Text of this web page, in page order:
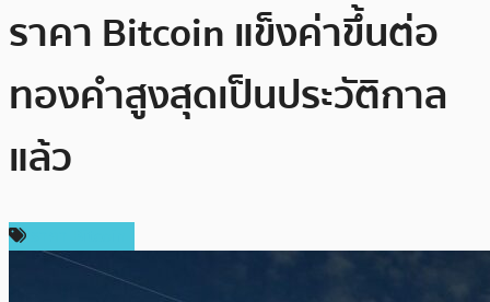
ราคา Bitcoin แข็งค่าขึ้นต่อ
ทองคำสูงสุดเป็นประวัติกาล
แล้ว